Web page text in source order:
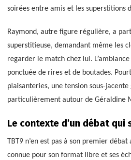
soirées entre amis et les superstitions
Raymond, autre figure régulière, a
superstitieuse, demandant même les
regarder le match chez lui.
ponctuée de rires et de boutades.
plaisanteries, une tension sous-jacente
particulièrement autour de Géraldine
Le contexte d’un débat qui
TBT9 n’en est pas à son premier débat
connue pour son format libre et ses